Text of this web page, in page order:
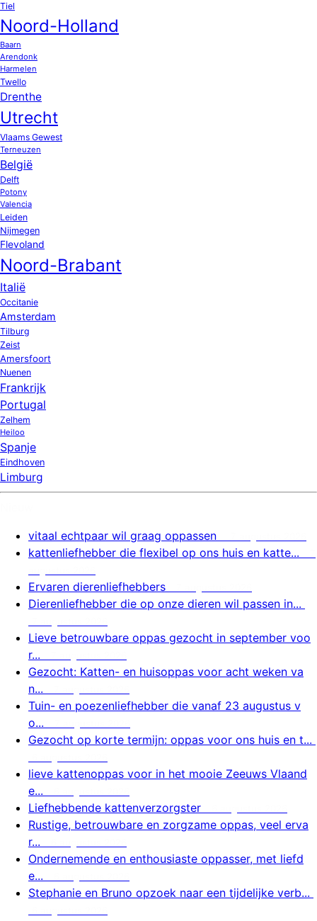
Tiel
Noord-Holland
Baarn
Arendonk
Harmelen
Twello
Drenthe
Utrecht
Vlaams Gewest
Terneuzen
België
Delft
Potony
Valencia
Leiden
Nijmegen
Flevoland
Noord-Brabant
Italië
Occitanie
Amsterdam
Tilburg
Zeist
Amersfoort
Nuenen
Frankrijk
Portugal
Zelhem
Heiloo
Spanje
Eindhoven
Limburg
vitaal echtpaar wil graag oppassen
kattenliefhebber die flexibel op ons huis en katte...
Ervaren dierenliefhebbers
Dierenliefhebber die op onze dieren wil passen in...
Lieve betrouwbare oppas gezocht in september voo
r...
Gezocht: Katten- en huisoppas voor acht weken va
n...
Tuin- en poezenliefhebber die vanaf 23 augustus v
o...
Gezocht op korte termijn: oppas voor ons huis en t...
lieve kattenoppas voor in het mooie Zeeuws Vlaand
e...
Liefhebbende kattenverzorgster
Rustige, betrouwbare en zorgzame oppas, veel erva
r...
Ondernemende en enthousiaste oppasser, met liefd
e...
Stephanie en Bruno opzoek naar een tijdelijke verb...